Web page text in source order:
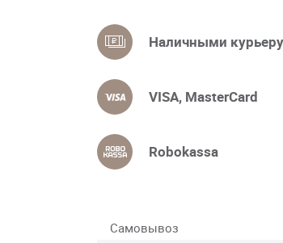
Наличными курьеру
VISA, MasterCard
Robokassa
Самовывоз